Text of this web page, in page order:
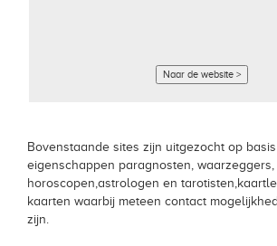
Naar de website >
Bovenstaande sites zijn uitgezocht op
eigenschappen paragnosten, waarzeggers,
horoscopen,astrologen en
kaarten waarbij meteen contact
zijn.